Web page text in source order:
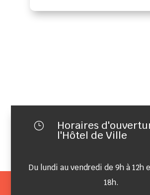
} Horaires
l'Hôtel de Ville
Du lundi au vendredi de 9h à 12h
18h.